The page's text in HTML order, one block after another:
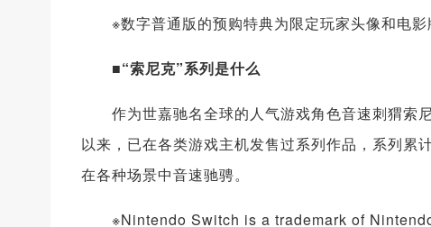
※数字普通版的预购特典为限定玩家头像和电影
■“索尼克”系列是什么
作为世嘉驰名全球的人气游戏角色音速刺猬索
以来，已在各类游戏主机发售过系列作品，系列
在各种场景中音速驰骋。
※Nintendo Switch is a trademark of